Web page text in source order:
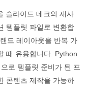
슬라이드 데크의 재사
템플릿 파일로 변환합
드 레이아웃을 반복 가
때 유용합니다. Python
로 템플릿 준비가 된 프
콘텐츠 제작을 가능하